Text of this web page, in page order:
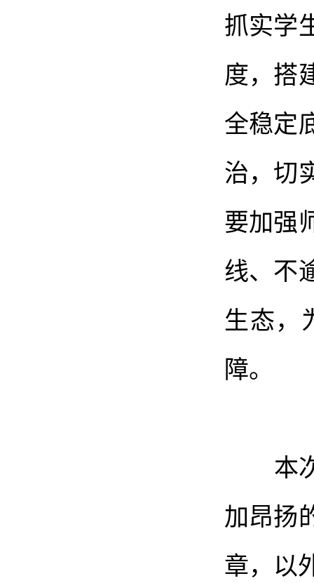
抓实学
度，搭
全稳定
治，切
要加强
线、不
生态，
障。
本次
加昂扬
章，以